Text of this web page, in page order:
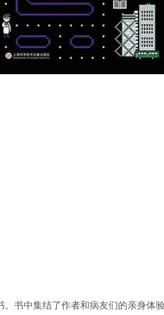
书中集结了作者和病友们的亲身体